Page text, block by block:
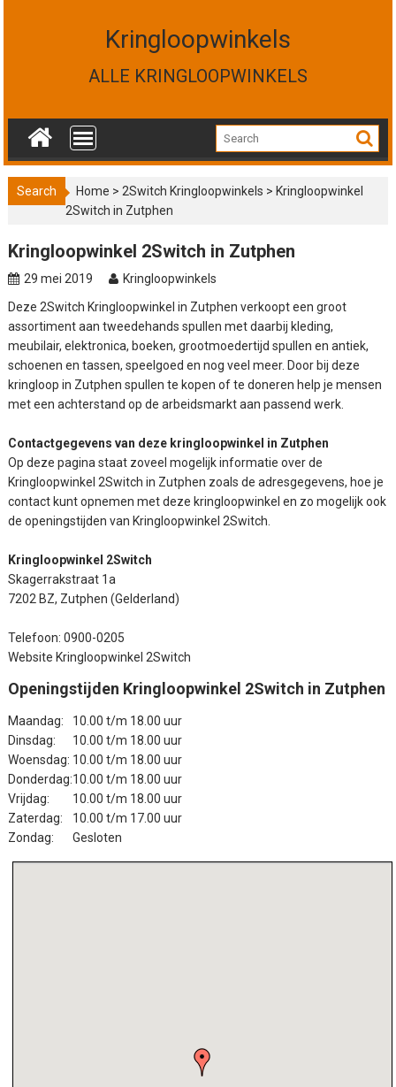
n
Kringloopwinkels
ALLE KRINGLOOPWINKELS
Search Home > 2Switch Kringloopwinkels >Kringloopwinkel
2Switch in Zutphen
Kringloopwinkel 2Switch in Zutphen
29 mei 2019
Kringloopwinkels
Deze 2Switch Kringloopwinkel in Zutphen verkoopt een groot
assortiment aan tweedehands spullen met daarbij kleding,
meubilair, elektronica, boeken, grootmoedertijd spullen en antiek,
schoenen en tassen, speelgoed en nog veel meer. Door bij deze
kringloop in Zutphen spullen te kopen of te doneren help je mensen
met een achterstand op de arbeidsmarkt aan passend werk.
Contactgegevens van deze kringloopwinkel in Zutphen
Op deze pagina staat zoveel mogelijk informatie over de
Kringloopwinkel 2Switch in Zutphen zoals de adresgegevens, hoe je
contact kunt opnemen met deze kringloopwinkel en zo mogelijk ook
de openingstijden van Kringloopwinkel 2Switch.
Kringloopwinkel 2Switch
Skagerrakstraat 1a
7202 BZ, Zutphen (Gelderland)
Telefoon: 0900-0205
Website Kringloopwinkel 2Switch
Openingstijden Kringloopwinkel 2Switch in Zutphen
Maandag:
10.00 t/m 18.00 uur
Dinsdag:
10.00 t/m 18.00 uur
Woensdag: 10.00 t/m 18.00 uur
Donderdag:10.00 t/m 18.00 uur
Vrijdag:
10.00 t/m 18.00 uur
Zaterdag:
10.00 t/m 17.00 uur
Zondag:
Gesloten